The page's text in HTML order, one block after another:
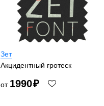
Зет
Акцидентный гротеск
от 1990₽